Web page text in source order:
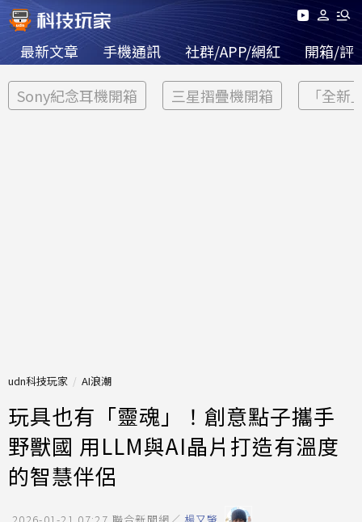
最新文章 手機通訊 社群/APP/網紅 開箱/評
Sony紀念耳機開箱 三星摺疊機開箱 「全新
udn科技玩家 AI浪潮
玩具也有「靈魂」！創意點子攜手
野獸國 用LLM與AI晶片打造有溫度
的智慧伴侶